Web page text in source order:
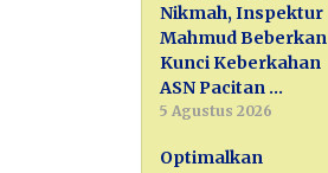
Nikmah, Inspektur
Mahmud Beberkan
Kunci Keberkahan
ASN Pacitan …
5 Agustus 2026
Optimalkan